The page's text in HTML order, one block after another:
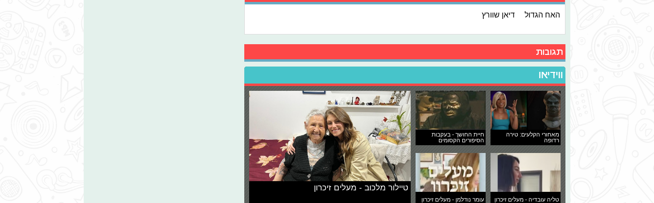
האח הגדול דיאן שוורץ
תגובות
ווידיאו
מאחורי הקלעים: טירה
רדופה
חיית החושך - בעקבות
הסיפורים הקסומים
טליה עובדיה - מעלים זיכרון עומר נודלמן - מעלים זיכרון
טיילור מלכוב - מעלים זיכרון